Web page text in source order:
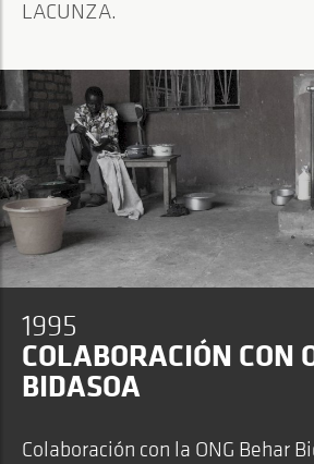
LACUNZA.
1995
COLABORACIÓN CON
BIDASOA
Colaboración con la ONG Behar